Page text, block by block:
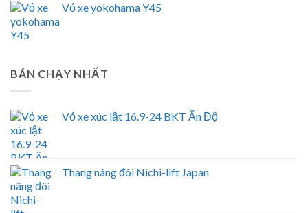
Vỏ xe yokohama Y45
BÁN CHẠY NHẤT
Vỏ xe xúc lật 16.9-24 BKT Ấn Độ
Thang nâng đôi Nichi-lift Japan